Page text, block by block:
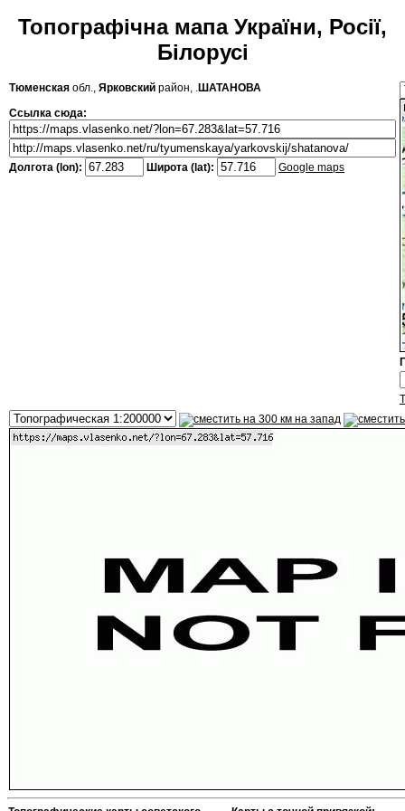
Топографічна мапа України, Росії,
Білорусі
Тюменская обл., Ярковский район, .ШАТАНОВА
Ссылка сюда:
Долгота (lon): Широта (lat): Google maps